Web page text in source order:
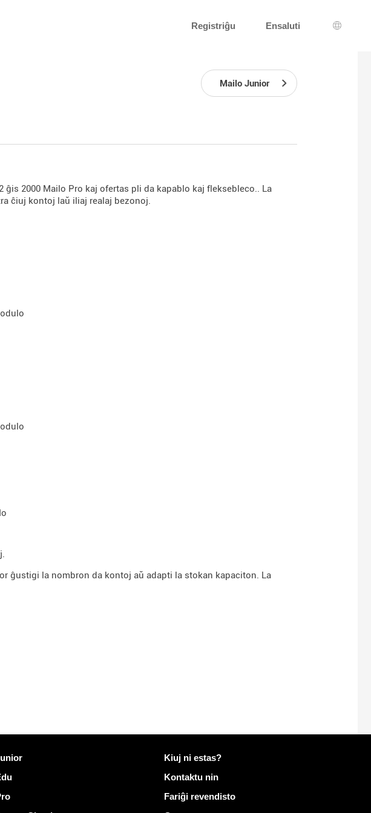
Registriĝu Ensaluti
Lingva
Mailo Junior
2000 Mailo Pro kaj ofertas pli da kapablo kaj fleksebleco.. La
ĉiuj kontoj laŭ iliaj realaj bezonoj.
ĝustigi la nombron da kontoj aŭ adapti la stokan kapaciton. La
Mailo Pliaj informoj pri Mailo
Kiuj ni estas?
Kontaktu nin
Fariĝi revendisto